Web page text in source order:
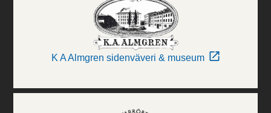
K A Almgren sidenväveri & museum